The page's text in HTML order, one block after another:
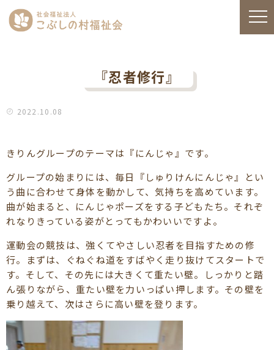
『忍者修行』
2022.10.08
きりんグループのテーマは『にんじゃ』です。
グループの始まりには、毎日『しゅりけんにんじゃ』とい
う曲に合わせて身体を動かして、気持ちを高めています。
曲が始まると、にんじゃポーズをする子どもたち。それぞ
れなりきっている姿がとってもかわいいですよ。
運動会の競技は、強くてやさしい忍者を目指すための修
行。まずは、ぐねぐね道をすばやく走り抜けてスタートで
す。そして、その先には大きくて重たい壁。しっかりと踏
ん張りながら、重たい壁を力いっぱい押します。その壁を
乗り越えて、次はさらに高い壁を登ります。